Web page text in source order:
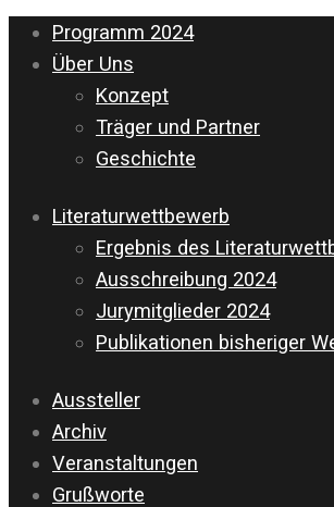
Programm 2024
Über Uns
Konzept
Träger und Partner
Geschichte
Literaturwettbewerb
Ergebnis des
Ausschreibung 2024
Jurymitglieder 2024
Publikationen bisheriger
Aussteller
Archiv
Veranstaltungen
Grußworte